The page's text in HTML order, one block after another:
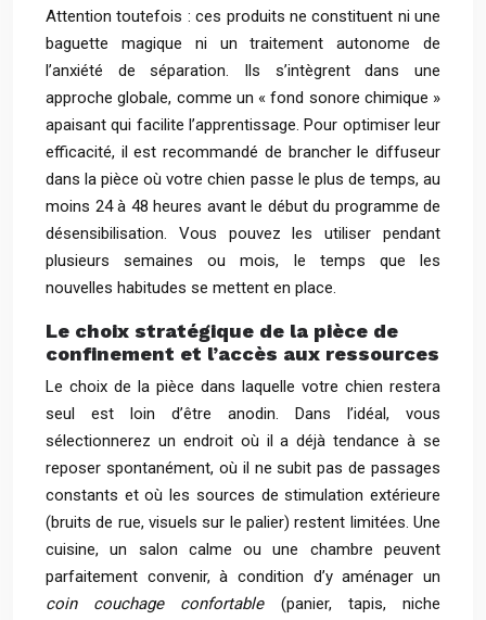
Attention toutefois : ces produits ne constituent ni une
baguette magique ni un traitement autonome de
l’anxiété de séparation. Ils s’intègrent dans une
approche globale, comme un « fond sonore chimique »
apaisant qui facilite l’apprentissage. Pour optimiser leur
efficacité, il est recommandé de brancher le diffuseur
dans la pièce où votre chien passe le plus de temps, au
moins 24 à 48 heures avant le début du programme de
désensibilisation. Vous pouvez les utiliser pendant
plusieurs semaines ou mois, le temps que les
nouvelles habitudes se mettent en place.
Le choix stratégique de la pièce de
confinement et l’accès aux ressources
Le choix de la pièce dans laquelle votre chien restera
seul est loin d’être anodin. Dans l’idéal, vous
sélectionnerez un endroit où il a déjà tendance à se
reposer spontanément, où il ne subit pas de passages
constants et où les sources de stimulation extérieure
(bruits de rue, visuels sur le palier) restent limitées. Une
cuisine, un salon calme ou une chambre peuvent
parfaitement convenir, à condition d’y aménager un
coin couchage confortable(panier, tapis, niche